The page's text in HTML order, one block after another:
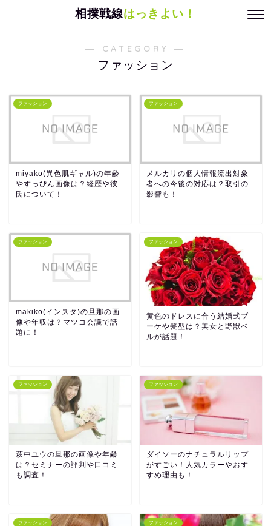
相撲戦線はっきよい！
― CATEGORY ―
ファッション
ファッション
miyako(異色肌ギャル)の年齢
やすっぴん画像は？経歴や彼
氏について！
ファッション
メルカリの個人情報流出対象
者への今後の対応は？取引の
影響も！
ファッション
makiko(インスタ)の旦那の画
像や年収は？マツコ会議で話
題に！
ファッション
黄色のドレスに合う結婚式ブ
ーケや髪型は？美女と野獣ベ
ルが話題！
ファッション
萩中ユウの旦那の画像や年齢
は？セミナーの評判や口コミ
も調査！
ファッション
ダイソーのナチュラルリップ
がすごい！人気カラーやおす
すめ理由も！
ファッション ファッション